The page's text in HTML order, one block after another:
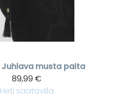
Juhlava musta paita
89,99 €
Heti saatavilla